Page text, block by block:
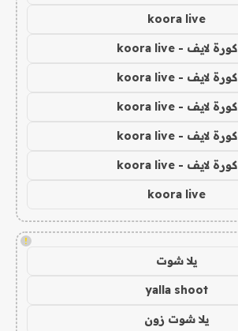
koora live
كورة لايف - koora live
كورة لايف - koora live
كورة لايف - koora live
كورة لايف - koora live
كورة لايف - koora live
koora live
!
يلا شوت
yalla shoot
يلا شوت زون